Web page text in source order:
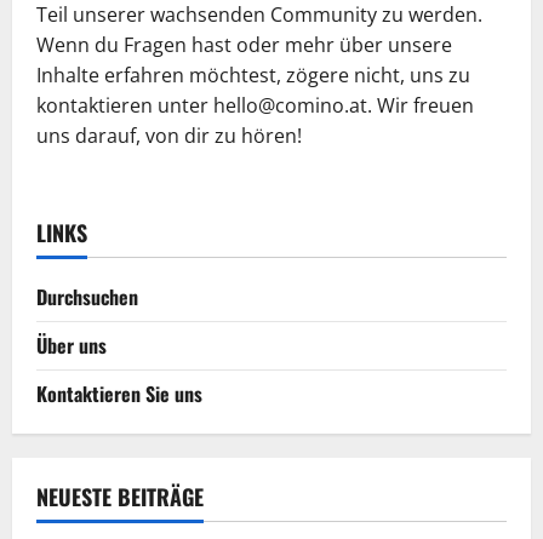
Teil unserer wachsenden Community zu werden.
Wenn du Fragen hast oder mehr über unsere
Inhalte erfahren möchtest, zögere nicht, uns zu
kontaktieren unter hello@comino.at. Wir freuen
uns darauf, von dir zu hören!
LINKS
Durchsuchen
Über uns
Kontaktieren Sie uns
NEUESTE BEITRÄGE